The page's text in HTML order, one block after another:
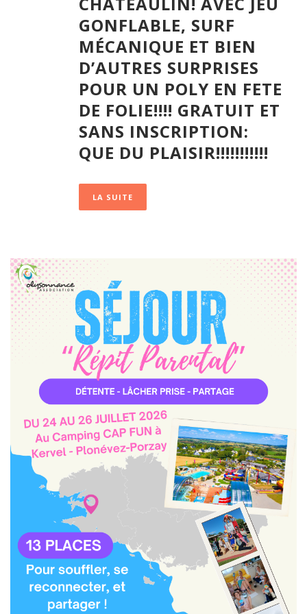
GONFLABLE, SURF
MÉCANIQUE ET BIEN
D’AUTRES SURPRISES
POUR UN POLY EN FETE
DE FOLIE!!!! GRATUIT ET
SANS INSCRIPTION:
QUE DU PLAISIR!!!!!!!!!!!
LA SUITE